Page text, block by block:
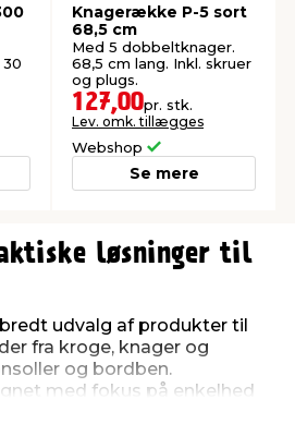
Knagerække P-5 sort
68,5 cm
Med 5 dobbeltknager.
68,5 cm lang. Inkl. skruer
og plugs.
127,00pr. stk.
Lev. omk. tillægges
Webshop
Se mere
løsninger til
udvalg af produkter til
fra kroge, knager og
og bordben.
med fokus på enkelhed
gør det nemt at finde